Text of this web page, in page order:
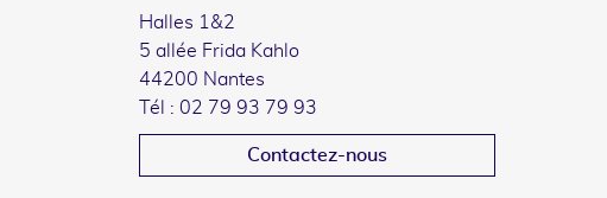
Halles 1&2
5 allée Frida Kahlo
44200 Nantes
Tél : 02 79 93 79 93
Contactez-nous